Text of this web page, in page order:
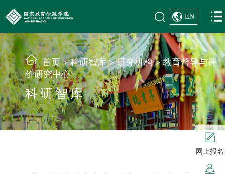
网上报名
EN
首页>科研智库>研究机构>教育督导与评
价研究中心
科研智库